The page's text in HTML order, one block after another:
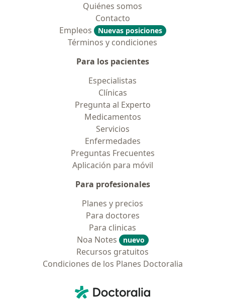
Quiénes somos
Contacto
Empleos
Nuevas posiciones
Términos y condiciones
Para los pacientes
Especialistas
Clínicas
Pregunta al Experto
Medicamentos
Servicios
Enfermedades
Preguntas Frecuentes
Aplicación para móvil
Para profesionales
Planes y precios
Para doctores
Para clinicas
Noa Notes
nuevo
Recursos gratuitos
Condiciones de los Planes Doctoralia
Doctoralia - Página de inicio